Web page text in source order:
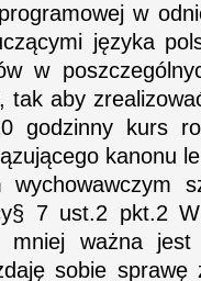
w
języka
w
tak aby
godzinny kurs
kanonu
7 ust.2 pkt.2
mniej ważna
sobie sprawę